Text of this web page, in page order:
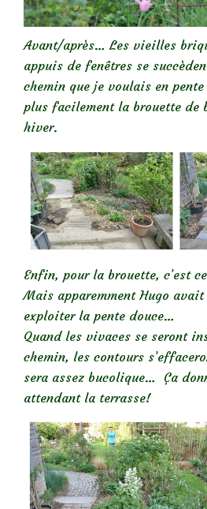
Avant/après… Les vieilles
appuis de fenêtres se
chemin que je voulais en pente
plus facilement la brouette de
hiver.
Enfin, pour la brouette, c’est
Mais apparemment Hugo
exploiter la pente douce…
Quand les vivaces se seront
chemin, les contours
sera assez bucolique… Ça
attendant la terrasse!